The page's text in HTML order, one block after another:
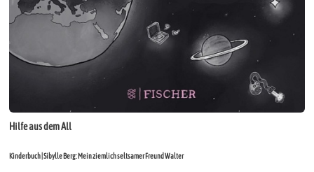
Hilfe aus dem All
Kinderbuch | Sibylle Berg: Mein ziemlich seltsamer Freund Walter